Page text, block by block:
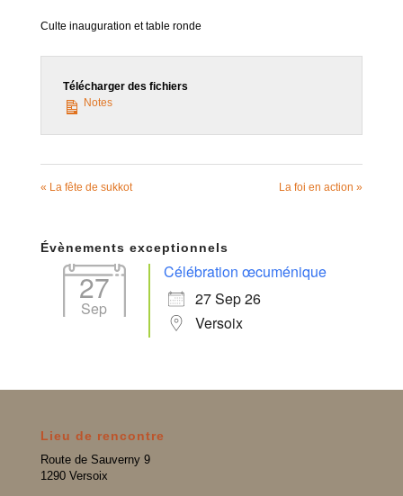
Culte inauguration et table ronde
Télécharger des fichiers
Notes
« La fête de sukkot La foi en action »
Évènements exceptionnels
27
Sep
Célébration œcuménique
27 Sep 26
Versoix
Lieu de rencontre
Route de Sauverny 9
1290 Versoix